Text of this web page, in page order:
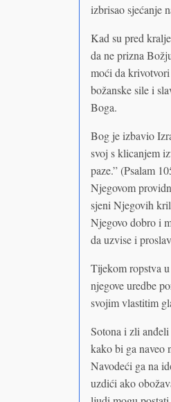
izbrisao sjećanje
Kad su pred
da ne prizna
moći da
božanske sile i
Boga.
Bog je izbavio
svoj s klicanjem
paze.” (Psalam
Njegovom
sjeni Njegovih
Njegovo dobro i
da uzvise i
Tijekom ropstva
njegove uredbe
svojim vlastitim
Sotona i zli
kako bi ga naveo
Navodeći ga na
uzdići ako